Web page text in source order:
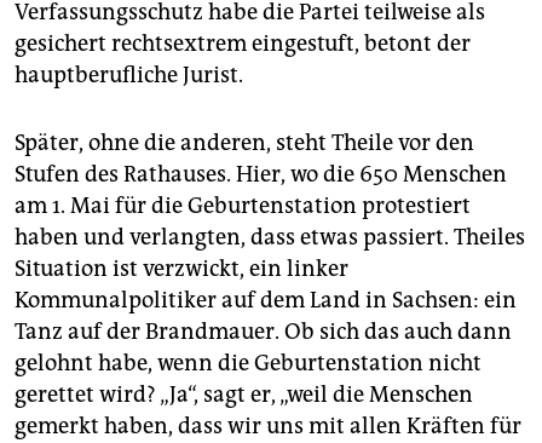
Verfassungsschutz habe die Partei teilweise als
gesichert rechtsextrem eingestuft, betont der
hauptberufliche Jurist.
Später, ohne die anderen, steht Theile vor den
Stufen des Rathauses. Hier, wo die 650 Menschen
am 1. Mai für die Geburtenstation protestiert
haben und verlangten, dass etwas passiert. Theiles
Situation ist verzwickt, ein linker
Kommunalpolitiker auf dem Land in Sachsen: ein
Tanz auf der Brandmauer. Ob sich das auch dann
gelohnt habe, wenn die Geburtenstation nicht
gerettet wird? „Ja“, sagt er, „weil die Menschen
gemerkt haben, dass wir uns mit allen Kräften für